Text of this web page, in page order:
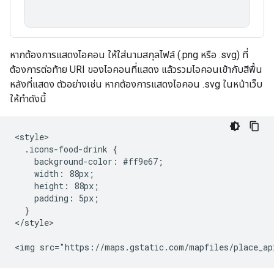
หากต้องการแสดงไอคอน ให้ใส่นามสกุลไฟล์ (.png หรือ .svg) ที่
ต้องการต่อท้าย URI ของไอคอนที่แสดง แล้วรวมไอคอนเข้ากับสีพื้น
หลังที่แสดง ตัวอย่างเช่น หากต้องการแสดงไอคอน .svg ในหน้าเว็บ
ให้ทำดังนี้
<style>
  .icons-food-drink {
    background-color: #ff9e67;
    width: 88px;
    height: 88px;
    padding: 5px;
  }
</style>
<img src="https://maps.gstatic.com/mapfiles/